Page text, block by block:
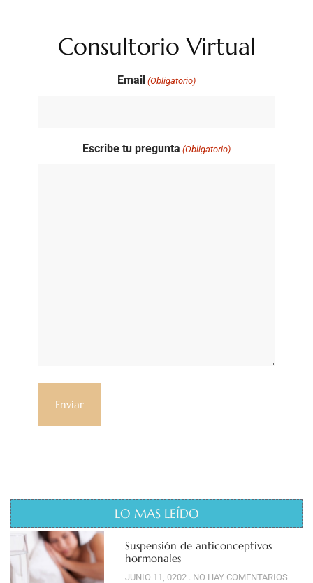
Consultorio Virtual
Email (Obligatorio)
Escribe tu pregunta (Obligatorio)
LO MAS LEÍDO
Suspensión de anticonceptivos
hormonales
JUNIO 11, 0202 NO HAY COMENTARIOS